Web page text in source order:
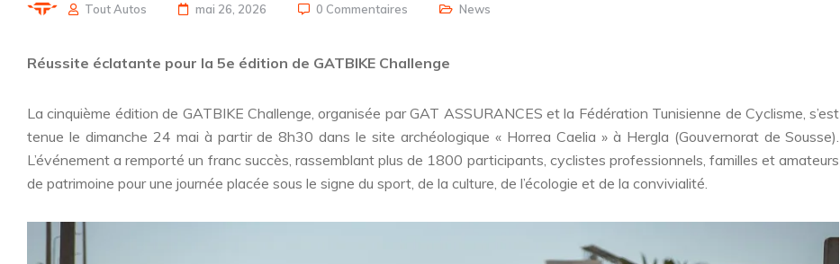
Tout Autos mai 26, 2026 0 Commentaires News
Réussite éclatante pour la 5e édition de GATBIKE Challenge
La cinquième édition de GATBIKE Challenge, organisée par GAT ASSURANCES et la Fédération Tunisienne de Cyclisme, s’est
tenue le dimanche 24 mai à partir de 8h30 dans le site archéologique « Horrea Caelia » à Hergla (Gouvernorat de Sousse).
L’événement a remporté un franc succès, rassemblant plus de 1800 participants, cyclistes professionnels, familles et amateurs
de patrimoine pour une journée placée sous le signe du sport, de la culture, de l’écologie et de la convivialité.